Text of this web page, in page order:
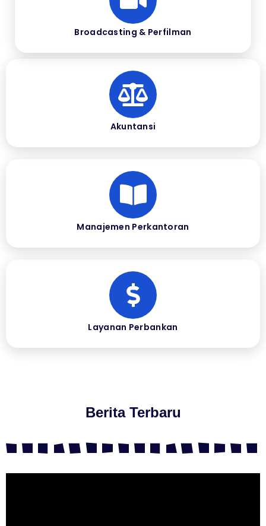
Broadcasting & Perfilman
Akuntansi
Manajemen Perkantoran
Layanan Perbankan
Berita Terbaru